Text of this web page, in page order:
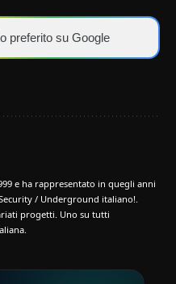
preferito su Google
e ha rappresentato in quegli anni
/ Underground italiano!.
progetti. Uno su tutti